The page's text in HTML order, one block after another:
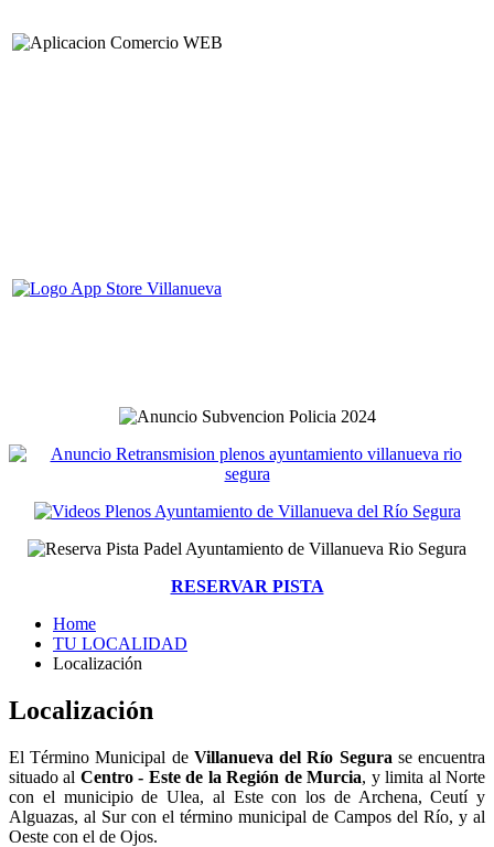
RESERVAR PISTA
Home
TU LOCALIDAD
Localización
Localización
El Término Municipal de Villanueva del Río Segura se encuentra
situado al Centro - Este de la Región de Murcia, y limita al Norte
con el municipio de Ulea, al Este con los de Archena, Ceutí y
Alguazas, al Sur con el término municipal de Campos del Río, y al
Oeste con el de Ojos.